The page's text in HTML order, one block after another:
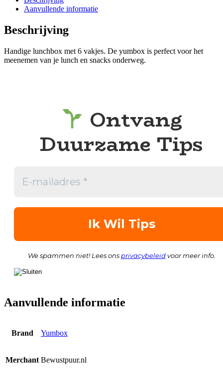
Aanvullende informatie
Beschrijving
Handige lunchbox met 6 vakjes. De yumbox is perfect voor het
meenemen van je lunch en snacks onderweg.
Ontvang
Duurzame Tips
We spammen niet! Lees ons privacybeleidvoor meer info.
Aanvullende informatie
Brand Yumbox
Merchant Bewustpuur.nl